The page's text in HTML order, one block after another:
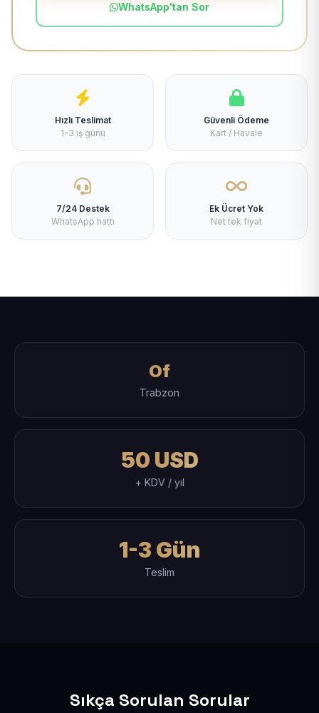
WhatsApp'tan Sor
Hızlı Teslimat
1-3 iş günü
Güvenli Ödeme
Kart / Havale
7/24 Destek
WhatsApp hattı
Ek Ücret Yok
Net tek fiyat
Of
Trabzon
50 USD
+ KDV / yıl
1-3 Gün
Teslim
Sıkça Sorulan Sorular